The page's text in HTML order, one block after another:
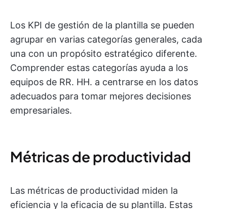
Los KPI de gestión de la plantilla se pueden
agrupar en varias categorías generales, cada
una con un propósito estratégico diferente.
Comprender estas categorías ayuda a los
equipos de RR. HH. a centrarse en los datos
adecuados para tomar mejores decisiones
empresariales.
Métricas de productividad
Las métricas de productividad miden la
eficiencia y la eficacia de su plantilla. Estas